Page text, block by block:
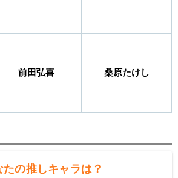
前田弘喜 桑原たけし
たの推しキャラは？